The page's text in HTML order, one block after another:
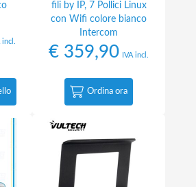
incl.
fili by IP, 7 Pollici Linux
con Wifi colore bianco
Intercom
€ 359,90 IVA incl.
Ordina ora